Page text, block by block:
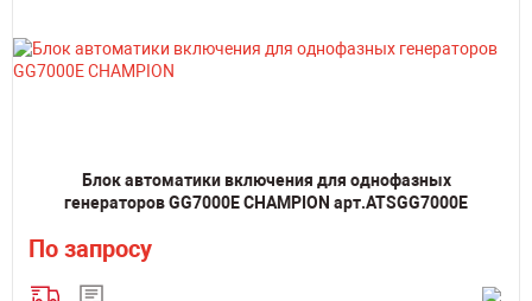
Блок автоматики включения для однофазных
генераторов GG7000E CHAMPION арт.ATSGG7000E
По запросу